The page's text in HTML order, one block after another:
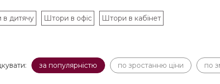
дитячу Штори в офіс Штори в кабінет
за популярністю по зростанню ціни по